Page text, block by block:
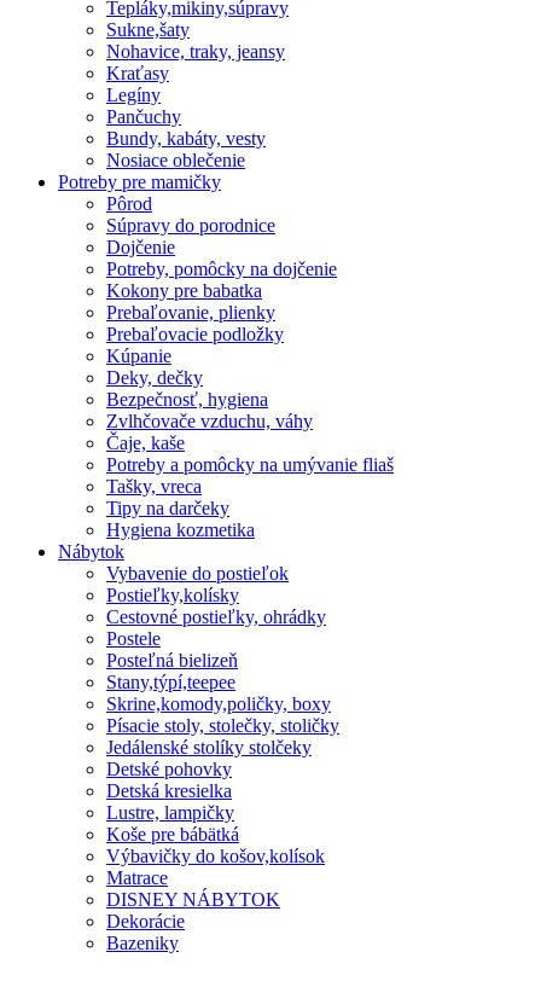
Tepláky,mikiny,súpravy
Sukne,šaty
Nohavice, traky, jeansy
Kraťasy
Legíny
Pančuchy
Bundy, kabáty, vesty
Nosiace oblečenie
Potreby pre mamičky
Pôrod
Súpravy do porodnice
Dojčenie
Potreby, pomôcky na dojčenie
Kokony pre babatka
Prebaľovanie, plienky
Prebaľovacie podložky
Kúpanie
Deky, dečky
Bezpečnosť, hygiena
Zvlhčovače vzduchu, váhy
Čaje, kaše
Potreby a pomôcky na umývanie fliaš
Tašky, vreca
Tipy na darčeky
Hygiena kozmetika
Nábytok
Vybavenie do postieľok
Postieľky,kolísky
Cestovné postieľky, ohrádky
Postele
Posteľná bielizeň
Stany,týpí,teepee
Skrine,komody,poličky, boxy
Písacie stoly, stolečky, stoličky
Jedálenské stolíky stolčeky
Detské pohovky
Detská kresielka
Lustre, lampičky
Koše pre bábätká
Výbavičky do košov,kolísok
Matrace
DISNEY NÁBYTOK
Dekorácie
Bazeniky